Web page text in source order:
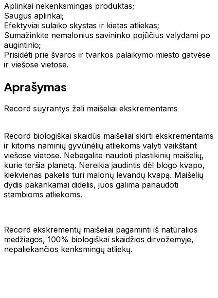
Aplinkai nekenksmingas produktas;
Saugus aplinkai;
Efektyviai sulaiko skystas ir kietas atliekas;
Sumažinkite nemalonius savininko pojūčius valydami po
augintinio;
Prisidėti prie švaros ir tvarkos palaikymo miesto gatvėse
ir viešose vietose.
Aprašymas
Record suyrantys žali maišeliai ekskrementams
Record biologiškai skaidūs maišeliai skirti ekskrementams
ir kitoms naminių gyvūnėlių atliekoms valyti vaikštant
viešose vietose. Nebegalite naudoti plastikinių maišelių,
kurie teršia planetą. Nereikia jaudintis dėl blogo kvapo,
kiekvienas pakelis turi malonų levandų kvapą. Maišelių
dydis pakankamai didelis, juos galima panaudoti
stambioms atliekoms.
Record ekskrementų maišeliai pagaminti iš natūralios
medžiagos, 100% biologiškai skaidžios dirvožemyje,
nepaliekančios kenksmingų atliekų.